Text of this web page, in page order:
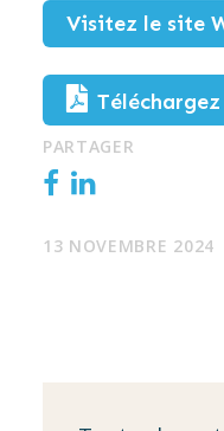
Visitez le site
PARTAGER
13 NOVEMBRE 2024